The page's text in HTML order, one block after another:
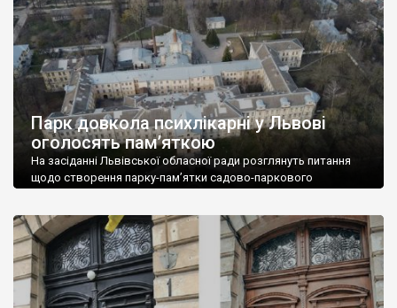
Загальна площа – 280 метрів […]
Парк довкола психлікарні у Львові
оголосять пам’яткою
На засіданні Львівської обласної ради розглянуть питання
щодо створення парку-пам’ятки садово-паркового
що довкола Львівської обласної клінічної психіатричної
лікарні. «Територія проєктованого до заповідання об’єкту є
єдиним прикладом медичного закладу в Україні, який
побудовано відповідно до ідеї «міста-саду» Е.Говарда,
принципом якої є закладення комфортних […]